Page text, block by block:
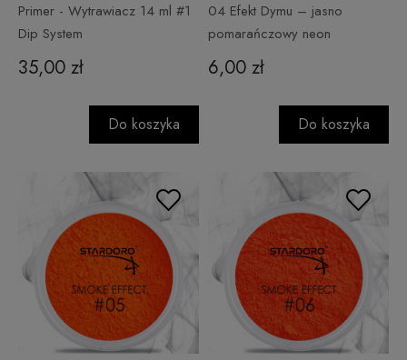
Primer - Wytrawiacz 14 ml #1
Dip System
35,00 zł
Do koszyka
04 Efekt Dymu – jasno
pomarańczowy neon
6,00 zł
Do koszyka